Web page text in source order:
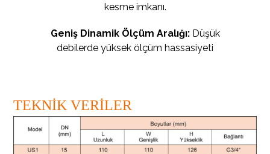
kesme imkanı.
Geniş Dinamik Ölçüm Aralığı:Düşük
debilerde yüksek ölçüm hassasiyeti
TEKNİK VERİLER